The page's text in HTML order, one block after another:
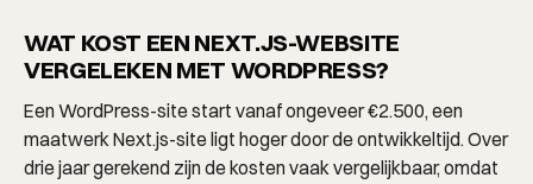
WAT KOST EEN NEXT.JS-WEBSITE
VERGELEKEN MET WORDPRESS?
Een WordPress-site start vanaf ongeveer €2.500, een
maatwerk Next.js-site ligt hoger door de ontwikkeltijd. Over
drie jaar gerekend zijn de kosten vaak vergelijkbaar, omdat